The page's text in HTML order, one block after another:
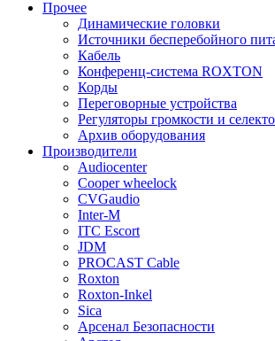
Прочее
Динамические головки
Источники бесперебойного
Кабель
Конференц-система ROXTON
Корды
Переговорные устройства
Регуляторы громкости и
Архив оборудования
Производители
Audiocenter
Cooper wheelock
CVGaudio
Inter-M
ITC Escort
JDM
PROCAST Cable
Roxton
Roxton-Inkel
Sica
Арсенал Безопасности